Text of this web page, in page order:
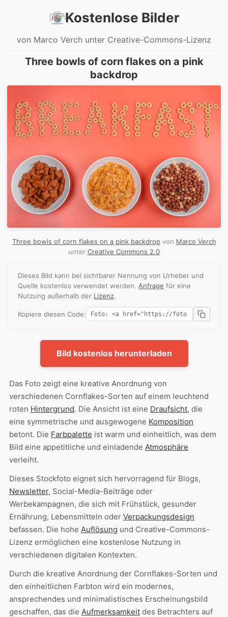
Kostenlose Bilder
von Marco Verch unter Creative-Commons-Lizenz
Three bowls of corn flakes on a pink
backdrop
Three bowls of corn flakes on a pink backdropvon Marco Verch
unter Creative Commons 2.0
Dieses Bild kann bei sichtbarer Nennung von Urheber und
Quelle kostenlos verwendet werden. Anfrage für eine
Nutzung außerhalb der Lizenz.
Kopiere diesen Code:
Bild kostenlos herunterladen
Das Foto zeigt eine kreative Anordnung von
verschiedenen Cornflakes-Sorten auf einem leuchtend
roten Hintergrund. Die Ansicht ist eine Draufsicht, die
eine symmetrische und ausgewogene Komposition
betont. Die Farbpalette ist warm und einheitlich, was dem
Bild eine appetitliche und einladende Atmosphäre
verleiht.
Dieses Stockfoto eignet sich hervorragend für Blogs,
Newsletter, Social-Media-Beiträge oder
Werbekampagnen, die sich mit Frühstück, gesunder
Ernährung, Lebensmitteln oder Verpackungsdesign
befassen. Die hohe Auflösung und Creative-Commons-
Lizenz ermöglichen eine kostenlose Nutzung in
verschiedenen digitalen Kontexten.
Durch die kreative Anordnung der Cornflakes-Sorten und
den einheitlichen Farbton wird ein modernes,
ansprechendes und minimalistisches Erscheinungsbild
geschaffen, das die Aufmerksamkeit des Betrachters auf